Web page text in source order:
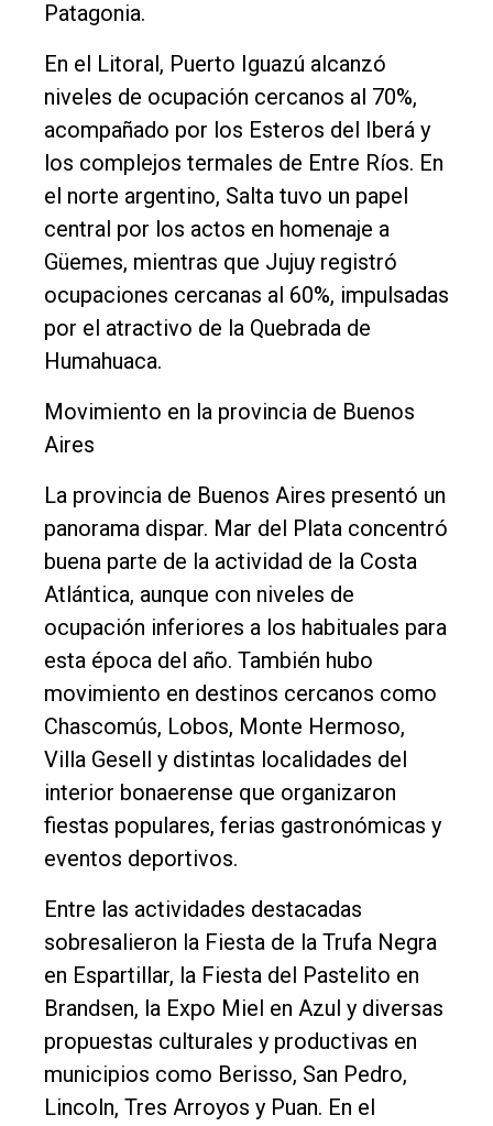
Patagonia.
En el Litoral, Puerto Iguazú alcanzó
niveles de ocupación cercanos al 70%,
acompañado por los Esteros del Iberá y
los complejos termales de Entre Ríos. En
el norte argentino, Salta tuvo un papel
central por los actos en homenaje a
Güemes, mientras que Jujuy registró
ocupaciones cercanas al 60%, impulsadas
por el atractivo de la Quebrada de
Humahuaca.
Movimiento en la provincia de Buenos
Aires
La provincia de Buenos Aires presentó un
panorama dispar. Mar del Plata concentró
buena parte de la actividad de la Costa
Atlántica, aunque con niveles de
ocupación inferiores a los habituales para
esta época del año. También hubo
movimiento en destinos cercanos como
Chascomús, Lobos, Monte Hermoso,
Villa Gesell y distintas localidades del
interior bonaerense que organizaron
fiestas populares, ferias gastronómicas y
eventos deportivos.
Entre las actividades destacadas
sobresalieron la Fiesta de la Trufa Negra
en Espartillar, la Fiesta del Pastelito en
Brandsen, la Expo Miel en Azul y diversas
propuestas culturales y productivas en
municipios como Berisso, San Pedro,
Lincoln, Tres Arroyos y Puan. En el